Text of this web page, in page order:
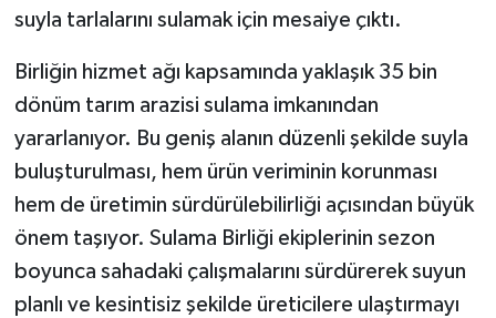
suyla tarlalarını sulamak için mesaiye çıktı.
Birliğin hizmet ağı kapsamında yaklaşık 35 bin
dönüm tarım arazisi sulama imkanından
yararlanıyor. Bu geniş alanın düzenli şekilde suyla
buluşturulması, hem ürün veriminin korunması
hem de üretimin sürdürülebilirliği açısından büyük
önem taşıyor. Sulama Birliği ekiplerinin sezon
boyunca sahadaki çalışmalarını sürdürerek suyun
planlı ve kesintisiz şekilde üreticilere ulaştırmayı